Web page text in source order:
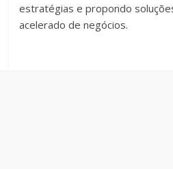
estratégias e propondo
acelerado de negócios.